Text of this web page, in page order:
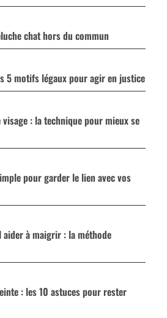
chat hors du commun
5 motifs légaux pour agir en justice
: la technique pour mieux se
pour garder le lien avec vos
à maigrir : la méthode
: les 10 astuces pour rester